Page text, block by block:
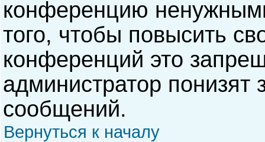
конференцию
того, чтобы повысить
конференций это
администратор понизят
сообщений.
Вернуться к началу